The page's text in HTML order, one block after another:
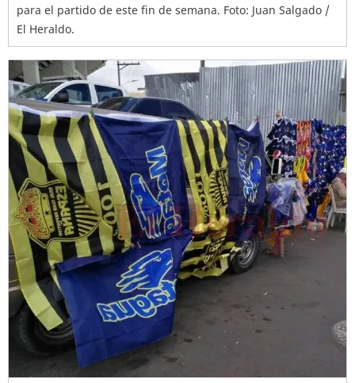
para el partido de este fin de semana. Foto: Juan Salgado /
El Heraldo.